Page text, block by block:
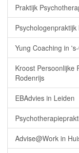
Praktijk
Yung Coaching in
Kroost Persoonlijke
Rodenrijs
EBAdvies in Leiden
Advise@Work in